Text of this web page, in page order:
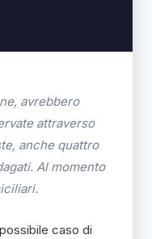
avrebbero
attraverso
anche quattro
Al momento
caso di